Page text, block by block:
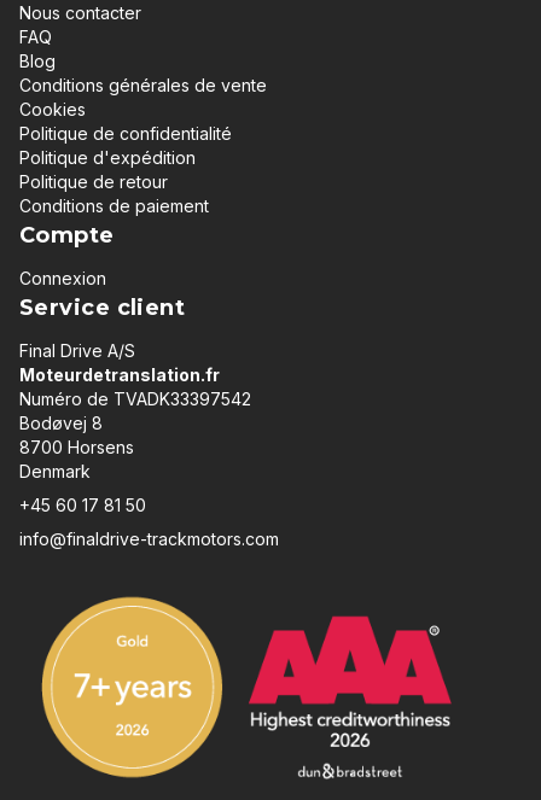
Nous contacter
FAQ
Blog
Conditions générales de vente
Cookies
Politique de confidentialité
Politique d'expédition
Politique de retour
Conditions de paiement
Compte
Connexion
Service client
Final Drive A/S
Moteurdetranslation.fr
Numéro de TVADK33397542
Bodøvej 8
8700 Horsens
Denmark
+45 60 17 81 50
info@finaldrive-trackmotors.com